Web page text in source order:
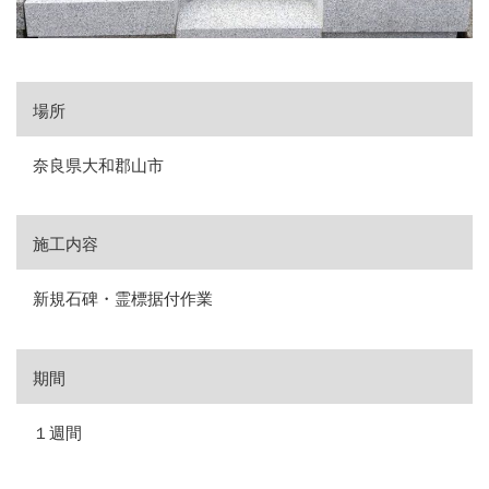
場所
奈良県大和郡山市
施工内容
新規石碑・霊標据付作業
期間
１週間